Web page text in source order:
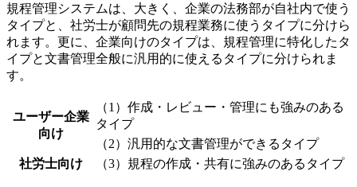
規程管理システムは、大きく、企業の法務部が自社内で使う
タイプと、社労士が顧問先の規程業務に使うタイプに分けら
れます。更に、企業向けのタイプは、規程管理に特化したタ
イプと文書管理全般に汎用的に使えるタイプに分けられま
す。
ユーザー企業
向け
（1）作成・レビュー・管理にも強みのある
タイプ
（2）汎用的な文書管理ができるタイプ
社労士向け
（3）規程の作成・共有に強みのあるタイプ